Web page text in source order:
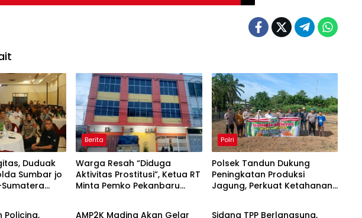
Duduak
Sumbar jo
Sumatera
Berita
Warga Resah “Diduga
Aktivitas Prostitusi”, Ketua RT
Minta Pemko Pekanbaru
Polri
Polsek Tandun Dukung
Peningkatan Produksi
Jagung, Perkuat Ketahanan
Policing,
Berita
AMP2K Madina Akan Gelar
Berita
Sidang TPP Berlangsung,